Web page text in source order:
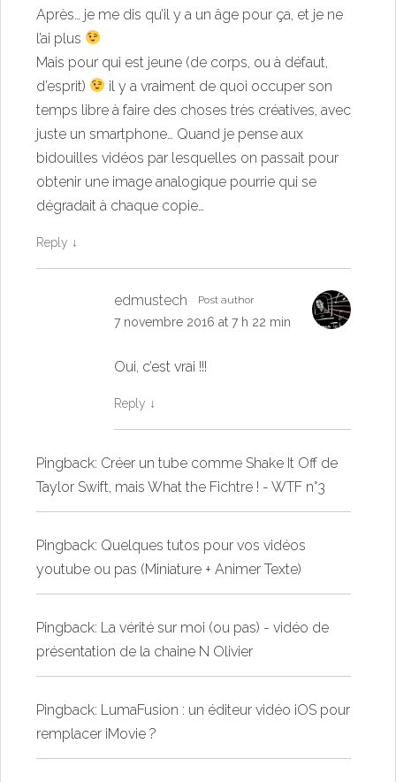
Après… je me dis qu’il y a un âge pour ça, et je ne
l’ai plus
Mais pour qui est jeune (de corps, ou à défaut,
d’esprit)
il y a vraiment de quoi occuper son
temps libre à faire des choses très créatives, avec
juste un smartphone… Quand je pense aux
bidouilles vidéos par lesquelles on passait pour
obtenir une image analogique pourrie qui se
dégradait à chaque copie…
Reply ↓
edmustech Post author
7 novembre 2016 at 7 h 22 min
Oui, c’est vrai !!!
Reply ↓
Pingback: Créer un tube comme Shake It Off de
Taylor Swift, mais What the Fichtre ! - WTF n°3
Pingback: Quelques tutos pour vos vidéos
youtube ou pas (Miniature + Animer Texte)
Pingback: La vérité sur moi (ou pas) - vidéo de
présentation de la chaine N Olivier
Pingback: LumaFusion : un éditeur vidéo iOS pour
remplacer iMovie ?